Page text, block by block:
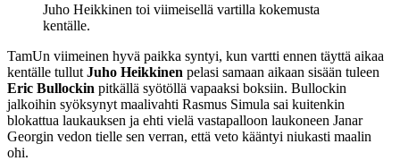
Juho Heikkinen toi viimeisellä vartilla kokemusta
kentälle.
TamUn viimeinen hyvä paikka syntyi, kun vartti ennen täyttä aikaa
kentälle tullut Juho Heikkinen pelasi samaan aikaan sisään tuleen
Eric Bullockin pitkällä syötöllä vapaaksi boksiin. Bullockin
jalkoihin syöksynyt maalivahti Rasmus Simula sai kuitenkin
blokattua laukauksen ja ehti vielä vastapalloon laukoneen Janar
Georgin vedon tielle sen verran, että veto kääntyi niukasti maalin
ohi.